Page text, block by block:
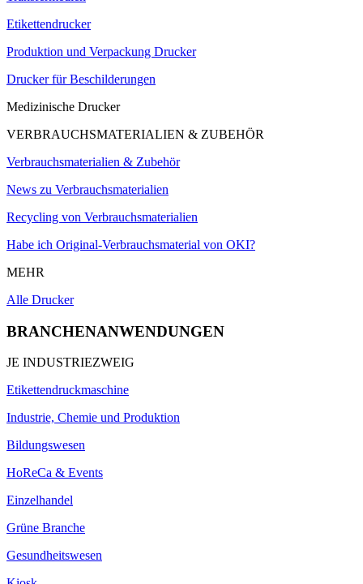
Etikettendrucker
Produktion und Verpackung Drucker
Drucker für Beschilderungen
Medizinische Drucker
VERBRAUCHSMATERIALIEN & ZUBEHÖR
Verbrauchsmaterialien & Zubehör
News zu Verbrauchsmaterialien
Recycling von Verbrauchsmaterialien
Habe ich Original-Verbrauchsmaterial von OKI?
MEHR
Alle Drucker
BRANCHENANWENDUNGEN
JE INDUSTRIEZWEIG
Etikettendruckmaschine
Industrie, Chemie und Produktion
Bildungswesen
HoReCa & Events
Einzelhandel
Grüne Branche
Gesundheitswesen